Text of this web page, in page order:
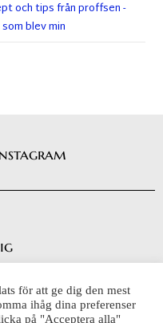
och tips från proffsen -
blev min
för att ge dig den mest
ihåg dina preferenser
på "Acceptera alla"